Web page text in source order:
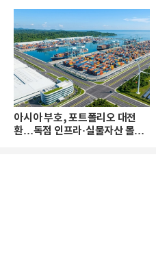
아시아 부호, 포트폴리오 대전
환…독점 인프라·실물자산 몰린